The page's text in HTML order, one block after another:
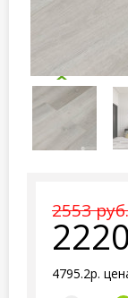
2553 руб.
2220
4795.2р.